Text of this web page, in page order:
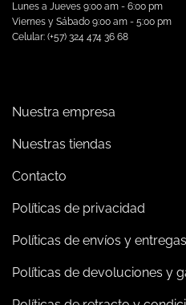
Lunes a Jueves 9:00 am - 6:00 pm
Viernes y Sábado 9:00 am - 5:00 pm
Celular: (+57) 324 474 36 68
Nuestra empresa
Nuestras tiendas
Contacto
Políticas de privacidad
Políticas de envíos y entregas
Políticas de devoluciones y